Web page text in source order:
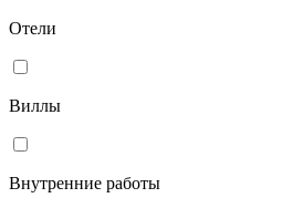
Отели
Виллы
Внутренние работы